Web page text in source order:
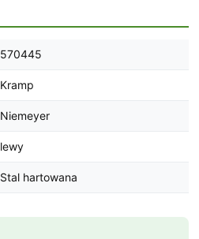
570445
Kramp
Niemeyer
lewy
Stal hartowana